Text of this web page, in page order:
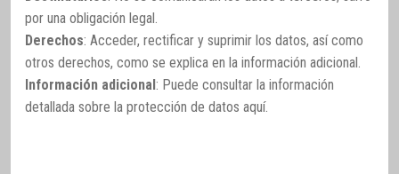
por una obligación legal.
Derechos: Acceder, rectificar y suprimir los datos, así como
otros derechos, como se explica en la información adicional.
Información adicional: Puede consultar la información
detallada sobre la protección de datos aquí.